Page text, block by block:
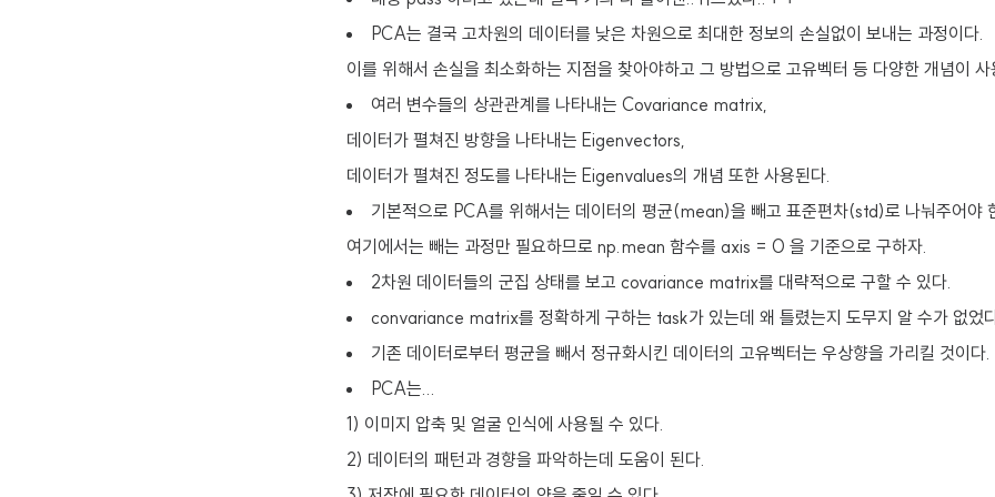
PCA는 결국 고차원의 데이터를 낮은 차원으로 최대한 정보의 손실없이 보내는 과정이다.
이를 위해서 손실을 최소화하는 지점을 찾아야하고 그 방법으로 고유벡터 등 다양한 개념이 사
여러 변수들의 상관관계를 나타내는 Covariance matrix,
데이터가 펼쳐진 방향을 나타내는 Eigenvectors,
데이터가 펼쳐진 정도를 나타내는 Eigenvalues의 개념 또한 사용된다.
기본적으로 PCA를 위해서는 데이터의 평균(mean)을 빼고 표준편차(std)로 나눠주어야
여기에서는 빼는 과정만 필요하므로 np.mean 함수를 axis = 0 을 기준으로 구하자.
2차원 데이터들의 군집 상태를 보고 covariance matrix를 대략적으로 구할 수 있다.
convariance matrix를 정확하게 구하는 task가 있는데 왜 틀렸는지 도무지 알 수가 없었
기존 데이터로부터 평균을 빼서 정규화시킨 데이터의 고유벡터는 우상향을 가리킬 것이다.
PCA는...
1) 이미지 압축 및 얼굴 인식에 사용될 수 있다.
2) 데이터의 패턴과 경향을 파악하는데 도움이 된다.